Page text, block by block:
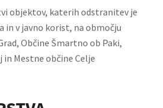
objektov, katerih odstranitev je
in v javno korist, na območju
Občine Šmartno ob Paki,
in Mestne občine Celje